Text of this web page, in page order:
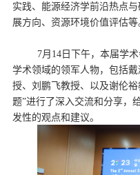
实践、能源经济学前沿热点
展方向、资源环境价值评估等
7月14日下午，本届学
学术领域的领军人物，包括
授、刘鹏飞教授、以及谢伦
题”进行了深入交流和分享，
发性的观点和建议。